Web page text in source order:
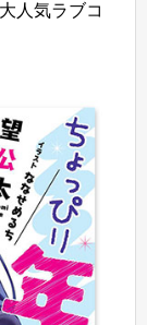
人気ラブコ